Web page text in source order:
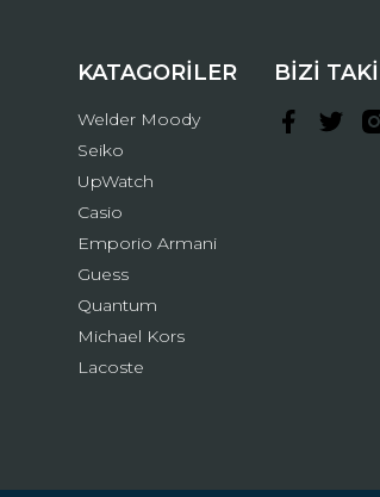
Gönder
KATAGORİLER
Welder Moody
Seiko
UpWatch
Casio
Emporio Armani
Guess
Quantum
Michael Kors
Lacoste
BİZİ